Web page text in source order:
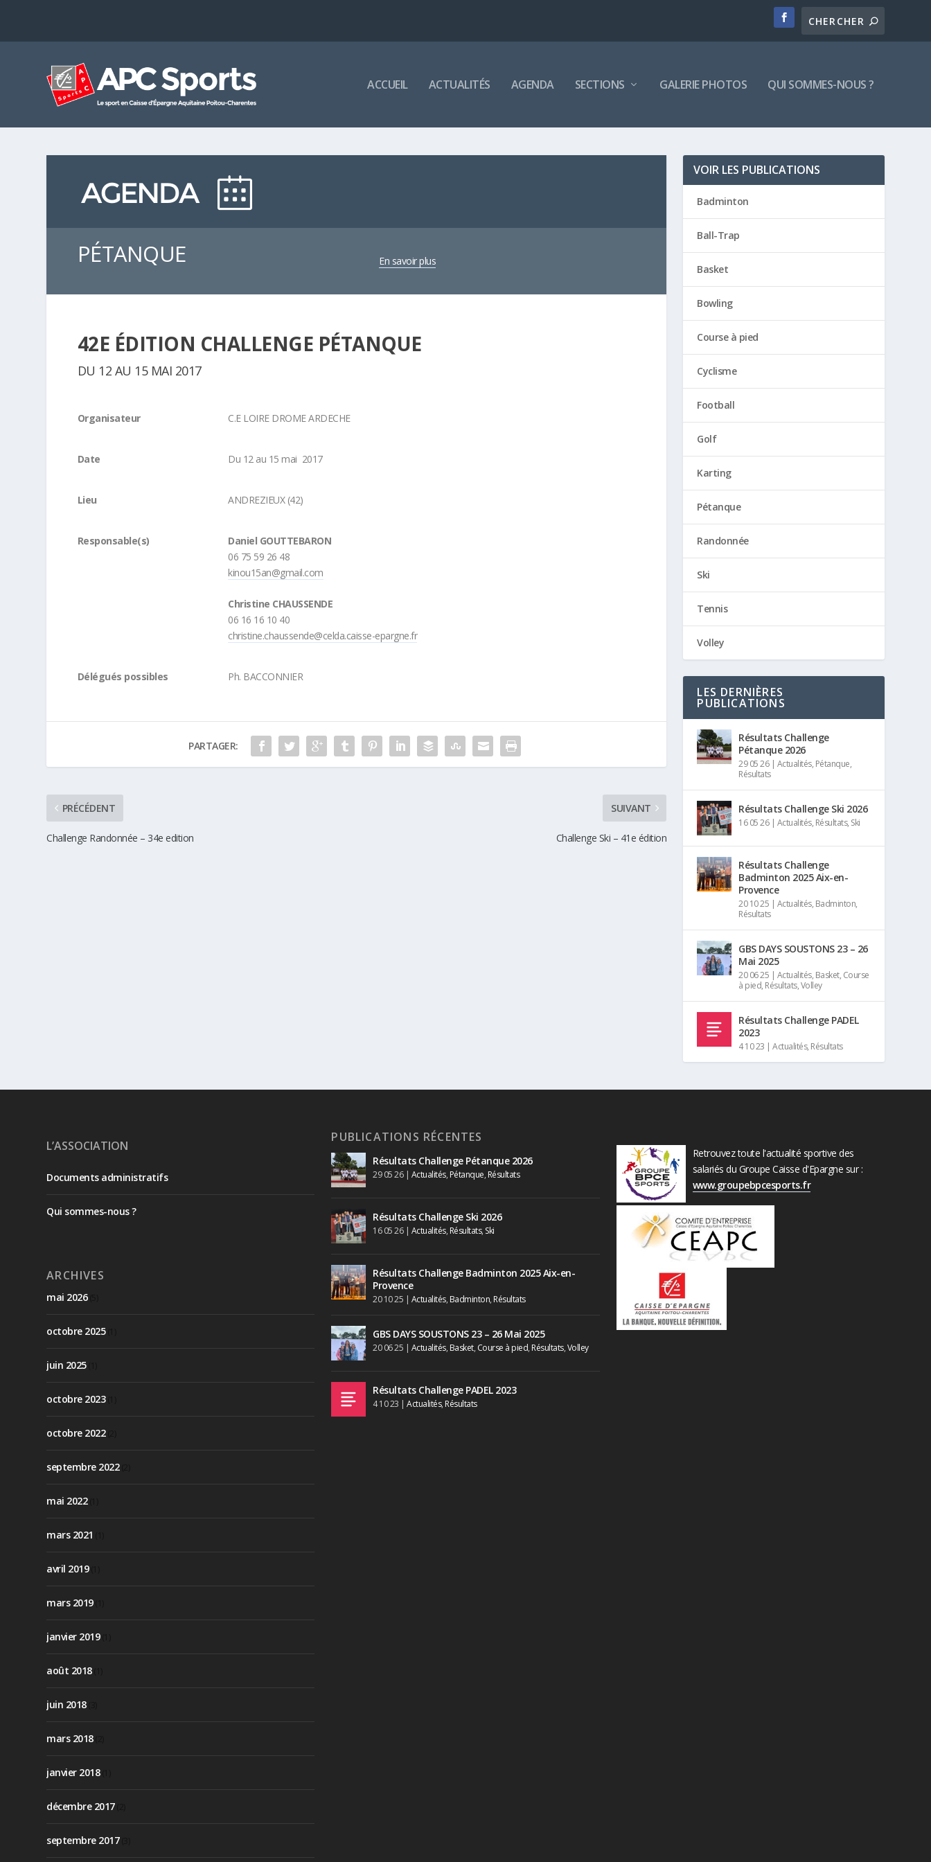
ACCUEIL ACTUALITÉS AGENDA SECTIONS GALERIE PHOTOS QUI SOMMES-NOUS ?
PÉTANQUE En savoir plus
42E ÉDITION CHALLENGE PÉTANQUE
DU 12 AU 15 MAI 2017
Organisateur C.E LOIRE DROME ARDECHE
Date Du 12 au 15 mai 2017
Lieu ANDREZIEUX (42)
Responsable(s)
Daniel GOUTTEBARON
06 75 59 26 48
kinou15an@gmail.com
Christine CHAUSSENDE
06 16 16 10 40
christine.chaussende@celda.caisse-epargne.fr
Délégués possibles Ph. BACCONNIER
PARTAGER:
PRÉCÉDENT
Challenge Randonnée – 34e edition
SUIVANT
Challenge Ski – 41e édition
VOIR LES PUBLICATIONS
Badminton
Ball-Trap
Basket
Bowling
Course à pied
Cyclisme
Football
Golf
Karting
Pétanque
Randonnée
Ski
Tennis
Volley
LES DERNIÈRES
PUBLICATIONS
Résultats Challenge
Pétanque 2026
29 05 26| Actualités, Pétanque,
Résultats
Résultats Challenge Ski 2026
16 05 26| Actualités, Résultats, Ski
Résultats Challenge
Badminton 2025 Aix-en-
Provence
20 10 25 | Actualités, Badminton,
Résultats
GBS DAYS SOUSTONS 23 – 26
Mai 2025
20 06 25 | Actualités, Basket, Course
à pied, Résultats,Volley
Résultats Challenge PADEL
2023
4 10 23 |Actualités, Résultats
L’ASSOCIATION
Documents administratifs
Qui sommes-nous ?
ARCHIVES
mai 2026(5)
octobre 2025(1)
juin 2025(1)
octobre 2023(1)
octobre 2022(2)
septembre 2022(2)
mai 2022(1)
mars 2021
avril 2019(1)
mars 2019(1)
janvier 2019(1)
août 2018(1)
juin 2018(3)
mars 2018(2)
janvier 2018(1)
décembre 2017(2)
septembre 2017(3)
PUBLICATIONS RÉCENTES
Résultats Challenge Pétanque 2026
29 05 26| Actualités, Pétanque, Résultats
Résultats Challenge Ski 2026
16 05 26| Actualités, Résultats, Ski
Résultats Challenge Badminton 2025 Aix-en-
Provence
20 10 25 | Actualités, Badminton, Résultats
GBS DAYS SOUSTONS 23 – 26 Mai 2025
20 06 25 | Actualités, Basket, Course à pied, Résultats,Volley
Résultats Challenge PADEL 2023
4 10 23 |Actualités, Résultats
Retrouvez toute l'actualité sportive des
salariés du Groupe Caisse d'Epargne sur :
www.groupebpcesports.fr